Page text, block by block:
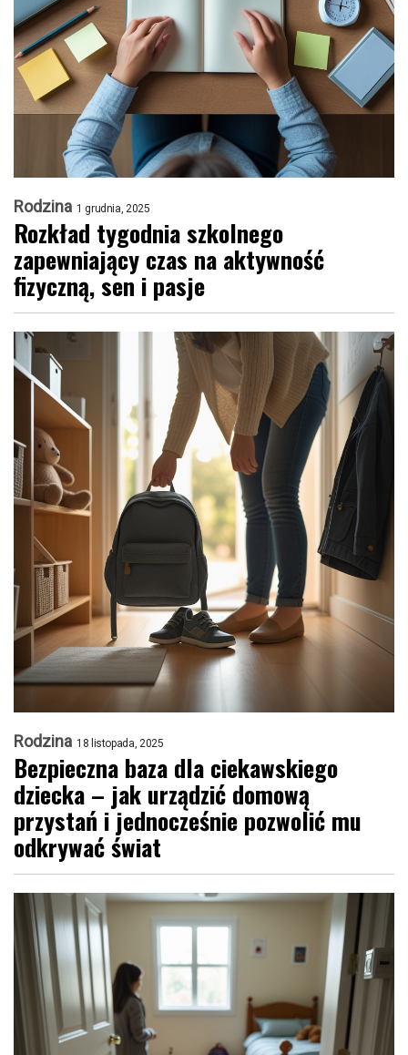
Rodzina 1 grudnia, 2025
Rozkład tygodnia szkolnego
zapewniający czas na aktywność
fizyczną, sen i pasje
Rodzina 18 listopada, 2025
Bezpieczna baza dla ciekawskiego
dziecka – jak urządzić domową
przystań i jednocześnie pozwolić mu
odkrywać świat